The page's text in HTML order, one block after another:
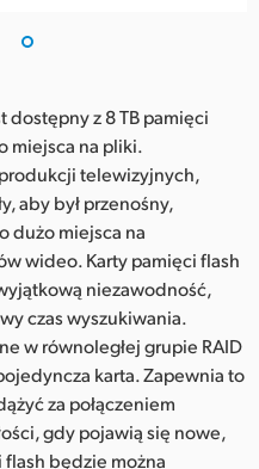
z 8 TB pamięci
miejsca na pliki.
telewizyjnych,
aby był przenośny,
dużo miejsca na
wideo. Karty pamięci flash
niezawodność,
czas wyszukiwania.
w równoległej grupie RAID
karta. Zapewnia to
za połączeniem
gdy pojawią się nowe,
będzie można